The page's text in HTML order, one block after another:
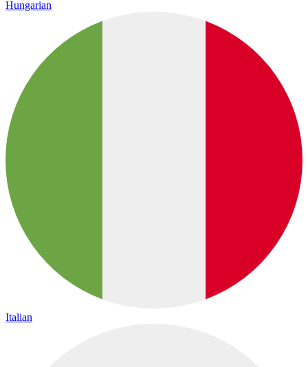
Hungarian
Italian